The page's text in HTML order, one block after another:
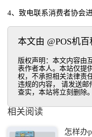
4、致电联系消费者协会
本文由 @POS机
版权声明：本文内容由
表作者本人。本站仅提
权，不承担相关法律责
违规的内容， 请发送邮
查实，本站将立刻删除。
相关阅读
怎样办